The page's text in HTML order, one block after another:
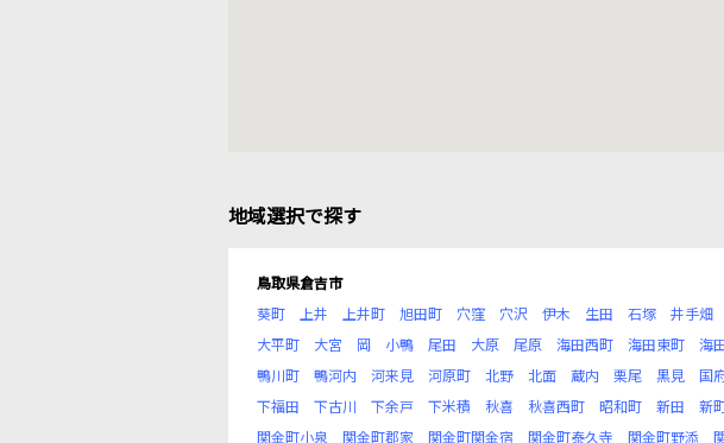
地域選択で探す
鳥取県倉吉市
葵町
上井 上井町 旭田町 穴窪 穴沢 伊木 生田 石塚 井手畑
大平町
大宮 岡 小鴨 尾田 大原 尾原 海田西町 海田東町 海
鴨川町
鴨河内 河来見 河原町 北野 北面 蔵内 栗尾 黒見 国
下福田
下古川 下余戸 下米積 秋喜 秋喜西町 昭和町 新田 新
関金町小泉
関金町郡家 関金町関金宿 関金町泰久寺 関金町野添